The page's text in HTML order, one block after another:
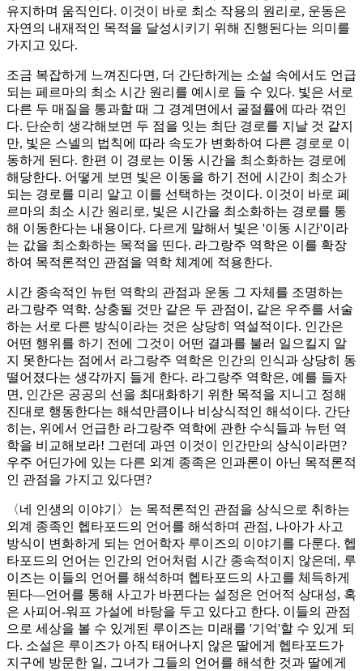
유지하며 움직인다. 이것이 바로 최소 작용의 원리로, 운동은
자연의 내재적인 목적을 달성시키기 위해 진행된다는 의미를
가지고 있다.
조금 복잡하게 느껴진다면, 더 간단하게는 소설 속에서도 언급
되는 페르마의 최소 시간 원리를 예시로 들 수 있다. 빛은 서로
다른 두 매질을 통과할 때 그 경계면에서 굴절률에 따라 꺾인
다. 단순히 생각해보면 두 점을 잇는 최단 경로를 지날 것 같지
만, 빛은 스넬의 법칙에 따라 속도가 변화하여 다른 경로로 이
동하게 된다. 한편 이 경로는 이동 시간을 최소화하는 경로에
해당한다. 어떻게 보면 빛은 이동을 하기 전에 시간이 최소가
되는 경로를 미리 알고 이를 선택하는 것이다. 이것이 바로 페
르마의 최소 시간 원리로, 빛은 시간을 최소화하는 경로를 통
해 이동한다는 내용이다. 다르게 말해서 빛은 '이동 시간'이라
는 값을 최소화하는 목적을 띤다. 라그랑주 역학은 이를 확장
하여 목적론적인 관점을 역학 체계에 적용한다.
시간 종속적인 뉴턴 역학의 관점과 운동 그 자체를 조명하는
라그랑주 역학. 상충될 것만 같은 두 관점이, 같은 우주를 서술
하는 서로 다른 방식이라는 것은 상당히 역설적이다. 인간은
어떤 행위를 하기 전에 그것이 어떤 결과를 불러 일으킬지 알
지 못한다는 점에서 라그랑주 역학은 인간의 인식과 상당히 동
떨어졌다는 생각까지 들게 한다. 라그랑주 역학은, 예를 들자
면, 인간은 공공의 선을 최대화하기 위한 목적을 지니고 정해
진대로 행동한다는 해석만큼이나 비상식적인 해석이다. 간단
히는, 위에서 언급한 라그랑주 역학에 관한 수식들과 뉴턴 역
학을 비교해보라! 그런데 과연 이것이 인간만의 상식이라면?
우주 어딘가에 있는 다른 외계 종족은 인과론이 아닌 목적론적
인 관점을 가지고 있다면?
〈네 인생의 이야기〉는 목적론적인 관점을 상식으로 취하는
외계 종족인 헵타포드의 언어를 해석하며 관점, 나아가 사고
방식이 변화하게 되는 언어학자 루이즈의 이야기를 다룬다. 헵
타포드의 언어는 인간의 언어처럼 시간 종속적이지 않은데, 루
이즈는 이들의 언어를 해석하며 헵타포드의 사고를 체득하게
된다—언어를 통해 사고가 바뀐다는 설정은 언어적 상대성, 혹
은 사피어-워프 가설에 바탕을 두고 있다고 한다. 이들의 관점
으로 세상을 볼 수 있게된 루이즈는 미래를 '기억'할 수 있게 되
다. 소설은 루이즈가 아직 태어나지 않은 딸에게 헵타포드가
지구에 방문한 일, 그녀가 그들의 언어를 해석한 것과 딸에게